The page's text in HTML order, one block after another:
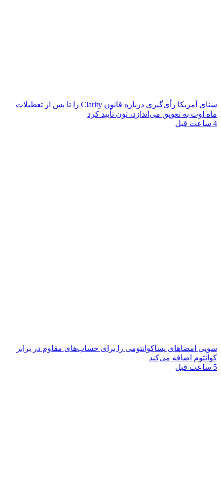
سنای آمریکا رأی‌گیری درباره قانون Clarity را تا پس از تعطیلات
ماه اوت به تعویق می‌اندازد، ثون تأیید کرد
4 ساعت قبل
سویی امضاهای پساکوانتومی را برای حساب‌های مقاوم در برابر
کوانتوم اضافه می‌کند
5 ساعت قبل